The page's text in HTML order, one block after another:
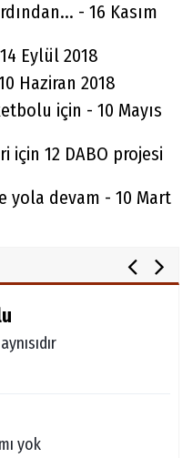
- 16 Kasım
Eylül 2018
Haziran 2018
için - 10 Mayıs
için 12 DABO projesi
yola devam - 10 Mart
yok
yok